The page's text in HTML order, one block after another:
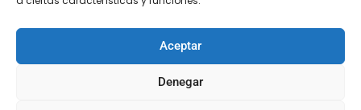
Aceptar
Denegar
Información adicional